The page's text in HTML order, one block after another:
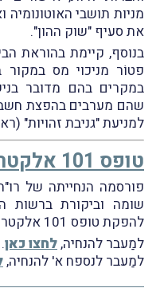
מניות תושבי האוטונומיה
את סעיף "שוק ההון".
בנוסף, קיימת בהוראת
פטוֹר מניכוי מס
במקרים בהם מדובר
שהם מערבים בהפצת
למניעת "גניבת זהויות" (ראו סעיף-
טופס 101 אלקטרוני לשנת 2022
פורסמה הנחייתה של
שומה וביקורת ברשות
להפקת טופס 101 אלקטרוני לשנת 2022.
למַעבר להנחיה,לחצו כאן.
למַעבר לנספח א' להנחיה,